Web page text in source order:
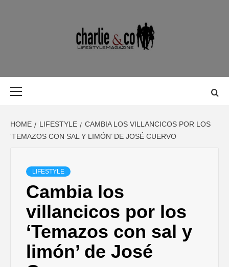
MAGAZINE
BELLEZA,
OCIO,
MOTOR,
DISEÑO…
MAGAZINE DE GASTRONOMÍA, BELLEZA, OCIO, VIAJES,
HOME LIFESTYLE
CAMBIA LOS VILLANCICOS POR LOS
‘TEMAZOS CON SAL Y LIMÓN’ DE JOSÉ CUERVO
LIFESTYLE
Cambia los
villancicos por los
‘Temazos con sal y
limón’ de José